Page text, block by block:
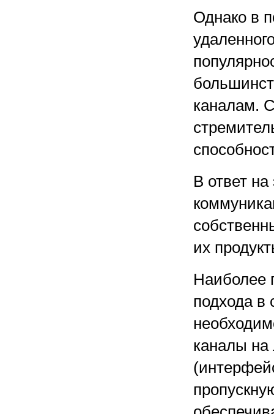
Однако в
каналам.
В ответ на
их
Наиболее
подхода в
каналы на